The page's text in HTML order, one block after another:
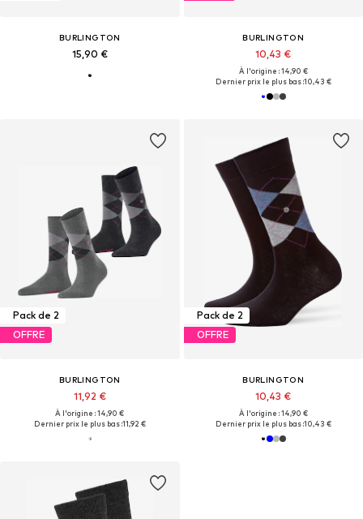
BURLINGTON
15,90 €
BURLINGTON
10,43 €
À l'origine : 14,90 €
Dernier prix le plus bas :10,43 €
Pack de 2
OFFRE
BURLINGTON
11,92 €
À l'origine : 14,90 €
Dernier prix le plus bas :11,92 €
Pack de 2
OFFRE
BURLINGTON
10,43 €
À l'origine : 14,90 €
Dernier prix le plus bas :10,43 €